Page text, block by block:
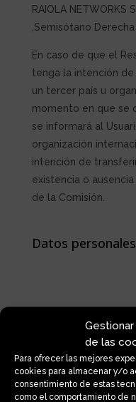
de las
Para ofrecer las mejores
cookies para almacenar y/o
consentimiento de estas
como el comportamiento de
RAIOLA NETWORKS
,Semisótano
En caso de que el
tenga la intención
un tercer país u
momento en que se
se informará al
organización
intención de
existencia o
de la Comisión.
Datos
Respetando lo
RGPD y 7 de la Ley
diciembre, de
garantía de los
de 14 años podrán